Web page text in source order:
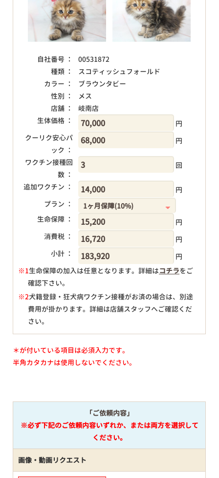
自社番号 ：
00531872
種類 ：
スコティッシュフォールド
カラー ：
ブラウンタビー
性別 ：
メス
店舗 ：
岐南店
生体価格 ：
円
クーリク安心パ
ック ：
円
ワクチン接種回
数 ：
回
追加ワクチン ：
円
プラン ：
生命保障 ：
円
消費税 ：
円
小計 ：
円
※1生命保障の加入は任意となります。詳細はコチラをご
確認下さい。
※2犬籍登録・狂犬病ワクチン接種がお済の場合は、別途
費用が掛かります。詳細は店舗スタッフへご確認くだ
さい。
＊が付いている項目は必須入力です。
半角カタカナは使用しないでください。
「ご依頼内容」
※必ず下記のご依頼内容いずれか、または両方を選択して
ください。
画像・動画リクエスト